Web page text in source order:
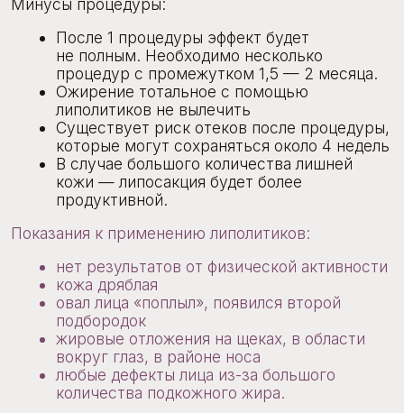
подбородок
вокруг глаз, в районе носа
любые дефекты лица из-за большого
количества подкожного жира.
Запрещается использование липолитиков
в домашних условиях. Перед применением
процедуры обязательно проконсультируйтесь
со специалистом.
Записаться